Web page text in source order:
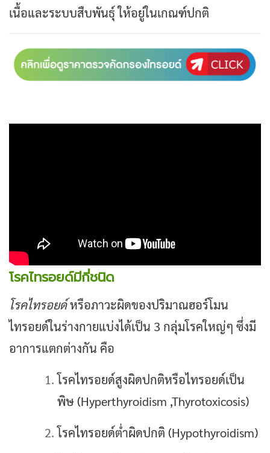
เนื้อและระบบสืบพันธุ์ ให้อยู่ในเกณฑ์ปกติ
โรคไทรอยด์มีกี่ชนิด
โรคไทรอยด์หรือภาวะผิดของปริมาณฮอร์โมน
ไทรอยด์ในร่างกายแบ่งได้เป็น 3 กลุ่มโรคใหญ่ๆ ซึ่งมี
อาการแตกต่างกัน คือ
โรคไทรอยด์สูงผิดปกติหรือไทรอยด์เป็น
พิษ (Hyperthyroidism ,Thyrotoxicosis)
โรคไทรอยด์ต่ำผิดปกติ (Hypothyroidism)